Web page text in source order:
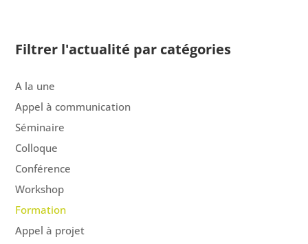
Filtrer l'actualité par catégories
A la une
Appel à communication
Séminaire
Colloque
Conférence
Workshop
Formation
Appel à projet